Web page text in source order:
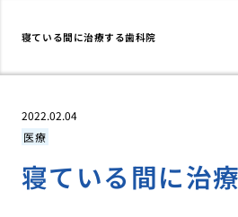
寝ている間に治療する歯科院
2022.02.04
医療
寝ている間に治